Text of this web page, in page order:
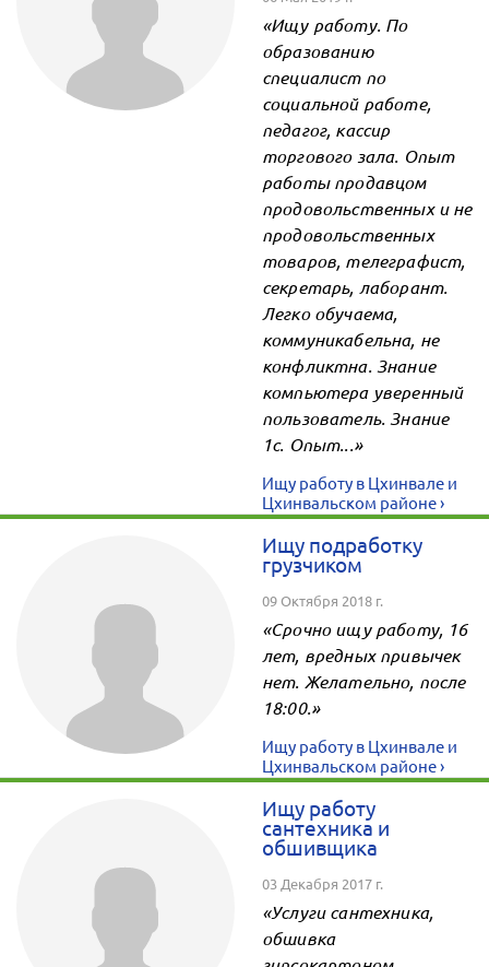
«Ищу работу. По
образованию
специалист по
социальной работе,
педагог, кассир
торгового зала. Опыт
работы продавцом
продовольственных и не
продовольственных
товаров, телеграфист,
секретарь, лаборант.
Легко обучаема,
коммуникабельна, не
конфликтна. Знание
компьютера уверенный
пользователь. Знание
1с. Опыт...»
Ищу работу в Цхинвале и
Цхинвальском районе ›
Ищу подработку
грузчиком
09 Октября 2018 г.
«Срочно ищу работу, 16
лет, вредных привычек
нет. Желательно, после
18:00.»
Ищу работу в Цхинвале и
Цхинвальском районе ›
Ищу работу
сантехника и
обшивщика
03 Декабря 2017 г.
«Услуги сантехника,
обшивка